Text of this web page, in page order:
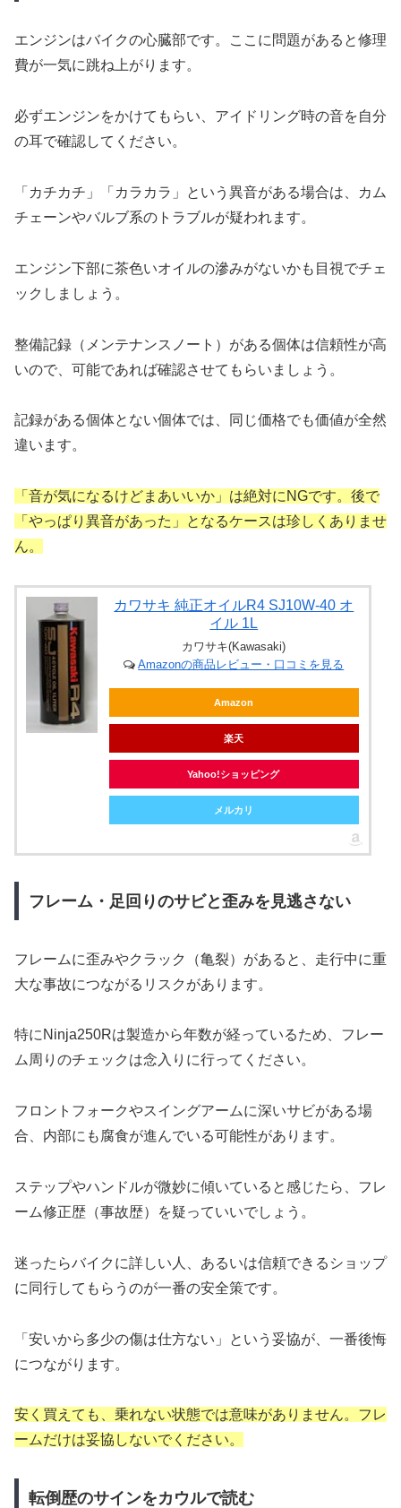
エンジンはバイクの心臓部です。ここに問題があると修理
費が一気に跳ね上がります。
必ずエンジンをかけてもらい、アイドリング時の音を自分
の耳で確認してください。
「カチカチ」「カラカラ」という異音がある場合は、カム
チェーンやバルブ系のトラブルが疑われます。
エンジン下部に茶色いオイルの滲みがないかも目視でチェ
ックしましょう。
整備記録（メンテナンスノート）がある個体は信頼性が高
いので、可能であれば確認させてもらいましょう。
記録がある個体とない個体では、同じ価格でも価値が全然
違います。
「音が気になるけどまあいいか」は絶対にNGです。後で
「やっぱり異音があった」となるケースは珍しくありませ
ん。
カワサキ 純正オイルR4 SJ10W-40 オ
イル 1L
カワサキ(Kawasaki)
Amazonの商品レビュー・口コミを見る
Amazon
楽天
Yahoo!ショッピング
メルカリ
フレーム・足回りのサビと歪みを見逃さない
フレームに歪みやクラック（亀裂）があると、走行中に重
大な事故につながるリスクがあります。
特にNinja250Rは製造から年数が経っているため、フレー
ム周りのチェックは念入りに行ってください。
フロントフォークやスイングアームに深いサビがある場
合、内部にも腐食が進んでいる可能性があります。
ステップやハンドルが微妙に傾いていると感じたら、フレ
ーム修正歴（事故歴）を疑っていいでしょう。
迷ったらバイクに詳しい人、あるいは信頼できるショップ
に同行してもらうのが一番の安全策です。
「安いから多少の傷は仕方ない」という妥協が、一番後悔
につながります。
安く買えても、乗れない状態では意味がありません。フレ
ームだけは妥協しないでください。
転倒歴のサインをカウルで読む